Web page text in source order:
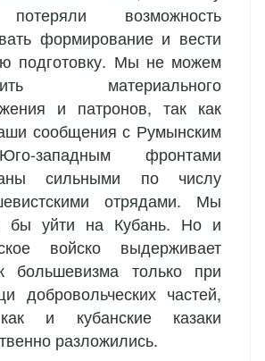
возможность
формирование и вести
подготовку. Мы не можем
материального
и патронов, так как
сообщения с Румынским
западным фронтами
сильными по числу
отрядами. Мы
бы уйти на Кубань. Но и
войско выдерживает
большевизма только при
добровольческих частей,
и кубанские казаки
разложились.